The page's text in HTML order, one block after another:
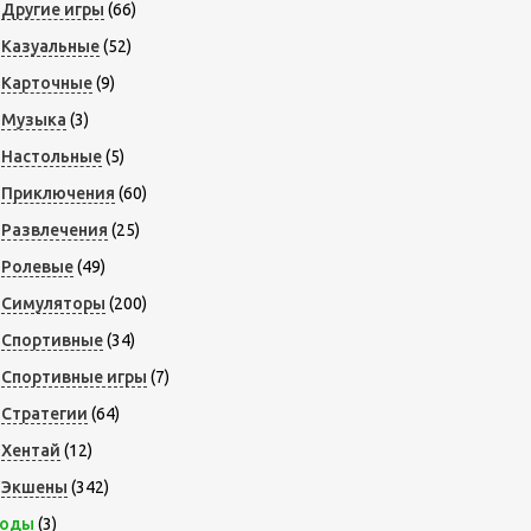
Другие игры (66)
Казуальные(52)
Карточные(9)
Музыка (3)
Настольные(5)
Приключения (60)
Развлечения (25)
Ролевые(49)
Симуляторы (200)
Спортивные(34)
Спортивные игры (7)
Стратегии (64)
Хентай (12)
Экшены (342)
(3)